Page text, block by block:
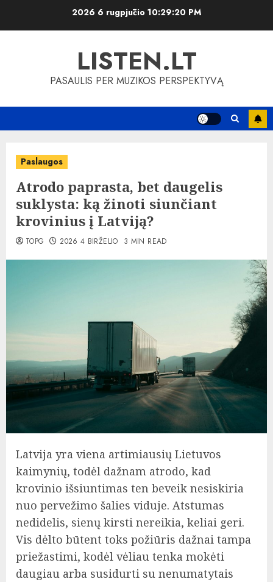
2026 6 rugpjūčio10:29:21 PM
LISTEN.LT
PASAULIS PER MUZIKOS PERSPEKTYVĄ
Paslaugos
Atrodo paprasta, bet daugelis
suklysta: ką žinoti siunčiant
krovinius į Latviją?
TOPG 2026 4 BIRŽELIO 3 MIN READ
Latvija yra viena artimiausių Lietuvos
kaimynių, todėl dažnam atrodo, kad
krovinio išsiuntimas ten beveik nesiskiria
nuo pervežimo šalies viduje. Atstumas
nedidelis, sienų kirsti nereikia, keliai geri.
Vis dėlto būtent toks požiūris dažnai tampa
priežastimi, kodėl vėliau tenka mokėti
daugiau arba susidurti su nenumatytais